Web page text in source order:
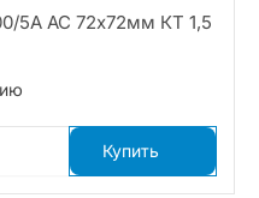
5А AC 72х72мм КТ 1,5
Купить